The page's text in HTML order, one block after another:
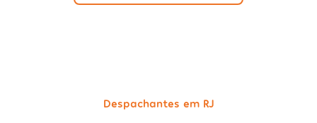
Despachantes em RJ